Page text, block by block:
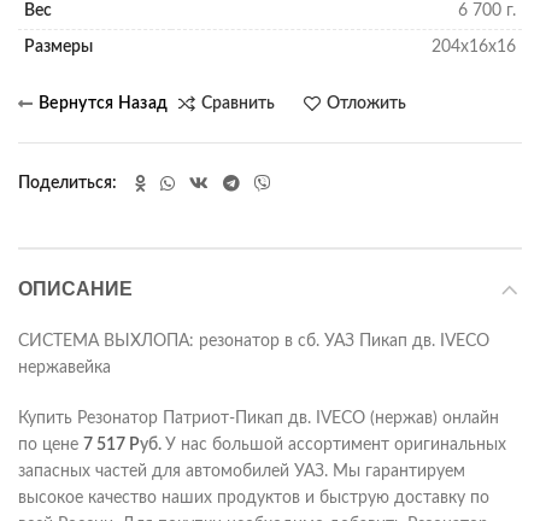
Вес 6 700 г.
Размеры 204х16х16
Сравнить Отложить
Поделиться
ОПИСАНИЕ
СИСТЕМА ВЫХЛОПА: резонатор в сб. УАЗ Пикап дв. IVECO
нержавейка
Купить Резонатор Патриот-Пикап дв. IVECO (нержав) онлайн
по цене 7 517 Руб. У нас большой ассортимент оригинальных
запасных частей для автомобилей УАЗ. Мы гарантируем
высокое качество наших продуктов и быструю доставку по